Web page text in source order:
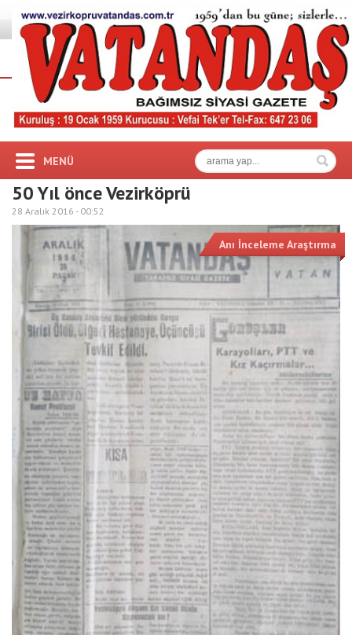
MENÜ
50 Yıl önce Vezirköprü
28 Aralık 2016 - 00:52
Anı İnceleme Araştırma